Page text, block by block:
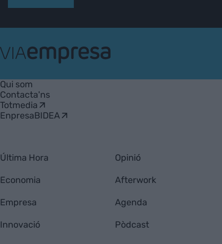
Empresa
Qui som
Contacta'ns
Totmedia
EnpresaBIDEA
Última Hora
Economia
Empresa
Innovació
Opinió
Afterwork
Agenda
Pòdcast